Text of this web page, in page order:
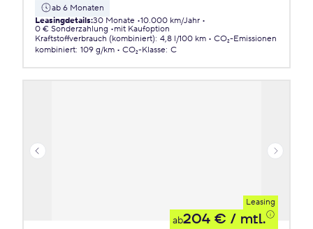
ab 6 Monaten
Leasingdetails:30 Monate 10.000 km/Jahr
0 € Sonderzahlung
mit Kaufoption
Kraftstoffverbrauch (kombiniert): 4,8 l/100 km
CO₂-Emissionen
kombiniert: 109 g/km CO₂-Klasse: C
Leasing
ab204 € / mtl.